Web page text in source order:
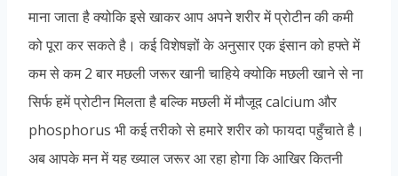
माना जाता है क्योकि इसे खाकर आप अपने शरीर में प्रोटीन की कमी
को पूरा कर सकते है। कई विशेषज्ञों के अनुसार एक इंसान को हफ्ते में
कम से कम 2 बार मछली जरूर खानी चाहिये क्योकि मछली खाने से ना
सिर्फ हमें प्रोटीन मिलता है बल्कि मछली में मौजूद calcium और
phosphorus भी कई तरीको से हमारे शरीर को फायदा पहुँचाते है।
अब आपके मन में यह ख्याल जरूर आ रहा होगा कि आखिर कितनी